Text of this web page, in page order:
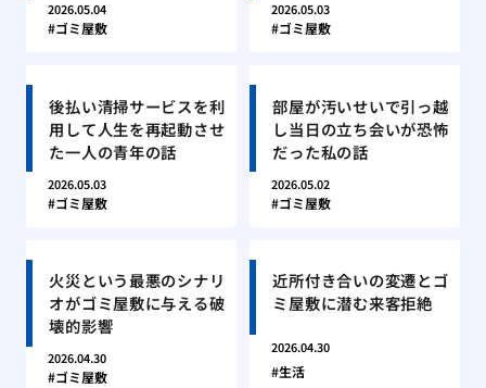
2026.05.04
ゴミ屋敷
2026.05.03
ゴミ屋敷
後払い清掃サービスを利
用して人生を再起動させ
た一人の青年の話
2026.05.03
ゴミ屋敷
部屋が汚いせいで引っ越
し当日の立ち会いが恐怖
だった私の話
2026.05.02
ゴミ屋敷
火災という最悪のシナリ
オがゴミ屋敷に与える破
壊的影響
2026.04.30
ゴミ屋敷
近所付き合いの変遷とゴ
ミ屋敷に潜む来客拒絶
2026.04.30
生活